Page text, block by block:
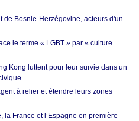
de Bosnie-Herzégovine, acteurs d'un
le terme « LGBT » par « culture
Kong luttent pour leur survie dans un
à relier et étendre leurs zones
la France et l’Espagne en première